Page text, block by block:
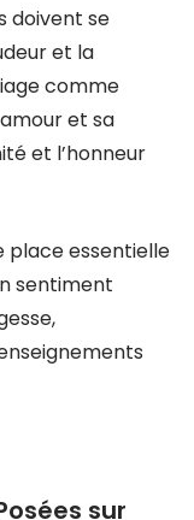
doivent se
et la
comme
et sa
et l’honneur
place essentielle
sentiment
sur